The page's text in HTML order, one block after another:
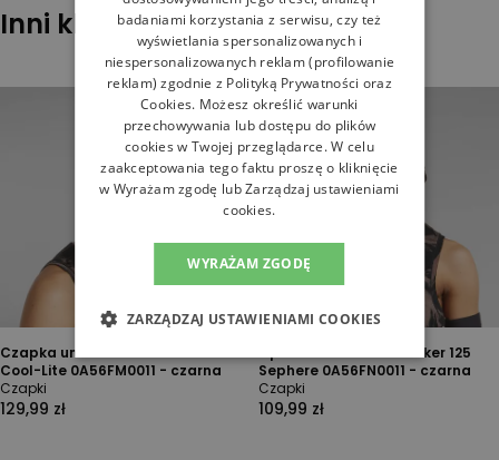
Inni klienci sprawdzali również
Czapka unisex Icebreaker Flexi
Cool-Lite 0A56FM0011 - czarna
Czapki
129,99 zł
Opaska unisex Icebreaker 125
Sephere 0A56FN0011 - czarna
Czapki
109,99 zł
badaniami korzystania z serwisu, czy też
wyświetlania spersonalizowanych i
niespersonalizowanych reklam (profilowanie
reklam) zgodnie z Polityką Prywatności oraz
Cookies. Możesz określić warunki
przechowywania lub dostępu do plików
cookies w Twojej przeglądarce. W celu
zaakceptowania tego faktu proszę o kliknięcie
w Wyrażam zgodę lub Zarządzaj ustawieniami
cookies.
WYRAŻAM ZGODĘ
ZARZĄDZAJ USTAWIENIAMI COOKIES